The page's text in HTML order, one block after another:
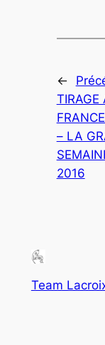
←
TIRAGE
– LA
2016
Team